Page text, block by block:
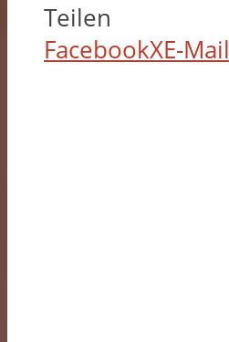
Teilen
FacebookXE-Mail